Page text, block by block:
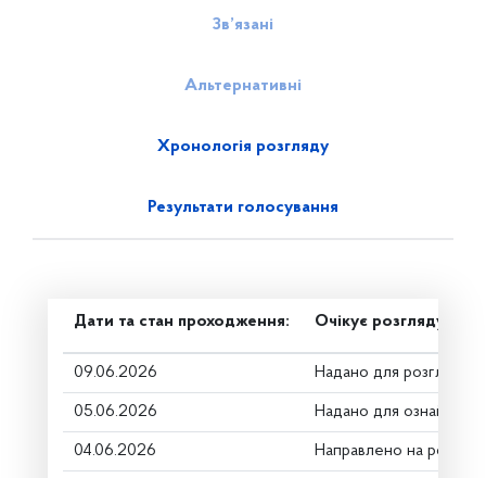
Зв’язані
Альтернативні
Хронологія розгляду
Результати голосування
Дати та стан проходження: Очікує розгляду
09.06.2026 Надано для розгляду
05.06.2026 Надано для
04.06.2026 Направлено на